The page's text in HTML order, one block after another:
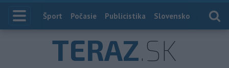
Index
Šport Počasie Publicistika Slovensko
TERAZ.SK